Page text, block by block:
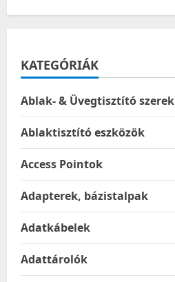
KATEGÓRIÁK
Ablak- & Üvegtisztító szerek
Ablaktisztító eszközök
Access Pointok
Adapterek, bázistalpak
Adatkábelek
Adattárolók